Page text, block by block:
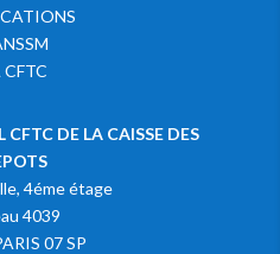
CFTC
DE LA CAISSE DES
4éme étage
4039
07 SP